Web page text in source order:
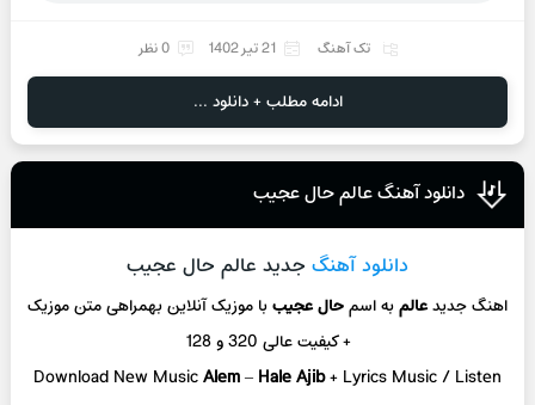
تک آهنگ 21 تیر 1402 0 نظر
ادامه مطلب + دانلود ...
دانلود آهنگ عالم حال عجیب
دانلود آهنگ جدید عالم حال عجیب
اهنگ جدیدعالمبه اسمحال عجیببا موزیک آنلاین بهمراهی متن موزیک
+ کیفیت عالی 320 و 128
Download New MusicAlem– Hale Ajib+ Lyrics Music / Listen